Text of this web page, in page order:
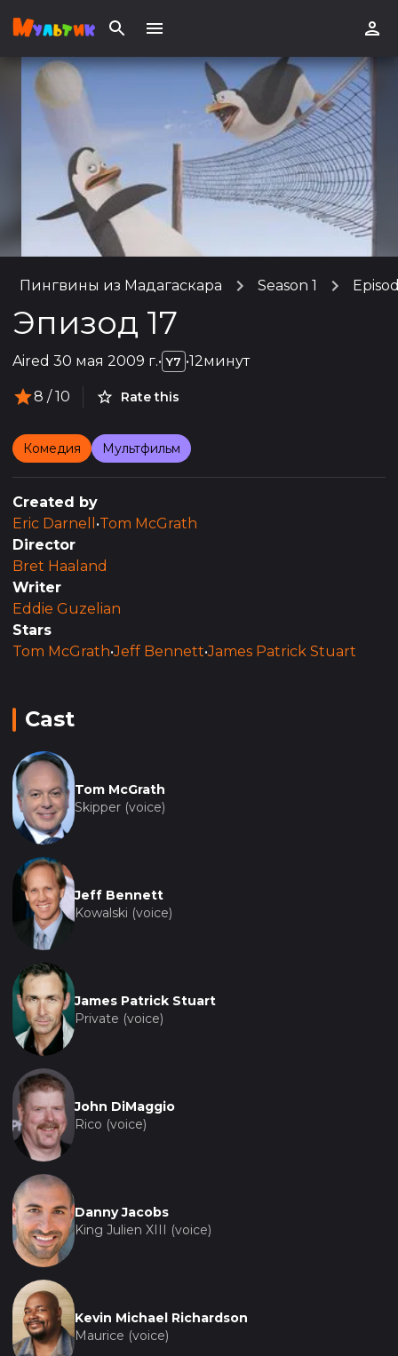
Пингвины из Мадагаскара Season 1
Эпизод 17
Aired 30 мая 2009 г.• Y7 •12минут
8 / 10 Rate this
Комедия Мультфильм
Created by
Eric Darnell •Tom McGrath
Director
Bret Haaland
Writer
Eddie Guzelian
Stars
Tom McGrath•Jeff Bennett•James Patrick Stuart
Cast
Tom McGrath
Skipper (voice)
Jeff Bennett
Kowalski (voice)
James Patrick Stuart
Private (voice)
John DiMaggio
Rico (voice)
Danny Jacobs
King Julien XIII (voice)
Kevin Michael Richardson
Maurice (voice)